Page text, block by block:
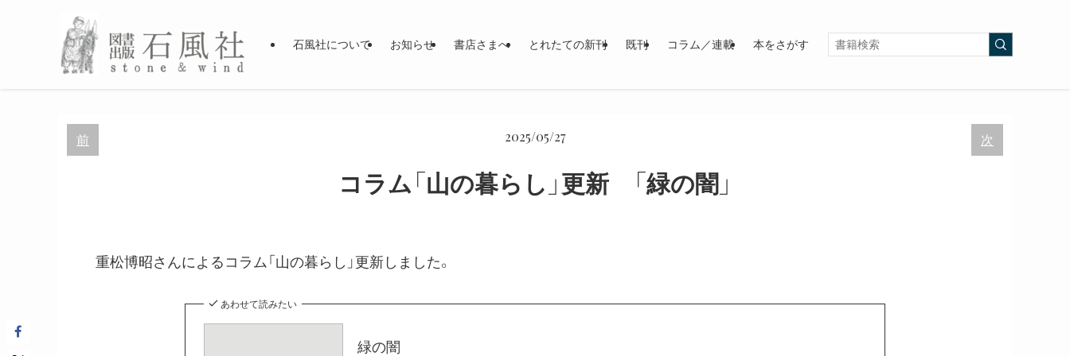
石風社について お知らせ 書店さまへ とれたての新刊 既刊 コラム／連載 本をさがす
前 次
2025/05/27
コラム「山の暮らし」更新 「緑の闇」
重松博昭さんによるコラム「山の暮らし」更新しました。
あわせて読みたい
緑の闇